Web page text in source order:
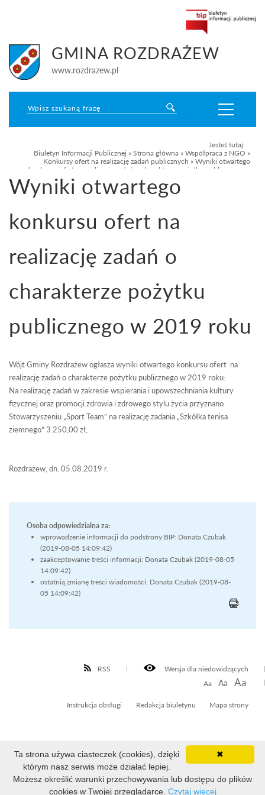
Wersja dla niedowidzących
RSS
Aa Aa Aa
Instrukcja obsługi Redakcja biuletynu Mapa strony
GMINA ROZDRAŻEW
www.rozdrazew.pl
Jesteś tutaj:
Biuletyn Informacji Publicznej » Strona główna » Współpraca z NGO »
Konkursy ofert na realizację zadań publicznych » Wyniki otwartego
konkursu ofert na realizację zadań o charakterze pożytku publicznego w
Wyniki otwartego
konkursu ofert na
realizację zadań o
charakterze pożytku
publicznego w 2019 roku
Wójt Gminy Rozdrażew ogłasza wyniki otwartego konkursu ofert na
realizację zadań o charakterze pożytku publicznego w 2019 roku:
Na realizację zadań w zakresie wspierania i upowszechniania kultury
fizycznej oraz promocji zdrowia i zdrowego stylu życia przyznano
Stowarzyszeniu „Sport Team” na realizację zadania „Szkółka tenisa
ziemnego” 3.250,00 zł,
Rozdrażew, dn. 05.08.2019 r.
Osoba odpowiedzialna za:
wprowadzenie informacji do podstrony BIP: Donata Czubak
(2019-08-05 14:09:42)
zaakceptowanie treści informacji: Donata Czubak (2019-08-05
14:09:42)
ostatnią zmianę treści wiadomości: Donata Czubak (2019-08-
05 14:09:42)
Liczba odsłon: 1790161
Ostatnia aktualizacja Biuletynu: 2026-08-07 14:43:45
Projekt i realizacja: WOKISS
✖
Ta strona używa ciasteczek (cookies), dzięki
którym nasz serwis może działać lepiej.
Możesz określić warunki przechowywania lub dostępu do plików
cookies w Twojej przeglądarce. Czytaj więcej